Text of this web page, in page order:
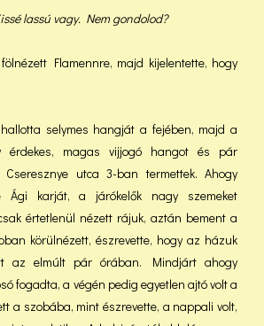
lassú vagy. Nem gondolod?
Flamennre, majd kijelentette, hogy
selymes hangját a fejében, majd a
érdekes, magas vijjogó hangot és pár
utca 3-ban termettek. Ahogy
Ági karját, a járókelők nagy szemeket
értetlenül nézett rájuk, aztán bement a
körülnézett, észrevette, hogy az házuk
az elmúlt pár órában. Mindjárt ahogy
fogadta, a végén pedig egyetlen ajtó volt a
a szobába, mint észrevette, a nappali volt,